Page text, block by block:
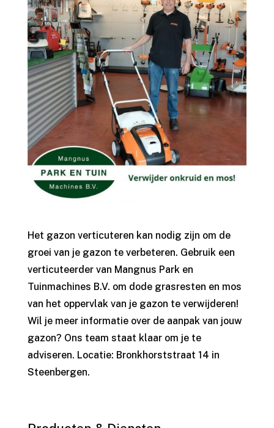
Het gazon verticuteren kan nodig zijn om de
groei van je gazon te verbeteren. Gebruik een
verticuteerder van Mangnus Park en
Tuinmachines B.V. om dode grasresten en mos
van het oppervlak van je gazon te verwijderen!
Wil je meer informatie over de aanpak van jouw
gazon? Ons team staat klaar om je te
adviseren. Locatie: Bronkhorststraat 14 in
Steenbergen.